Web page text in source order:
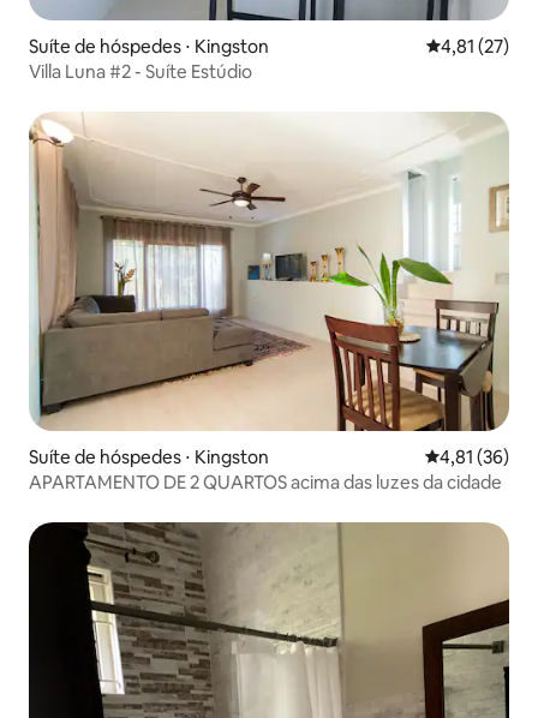
Suíte de hóspedes ⋅ Kingston 4,81 de uma
4,81 (27)
Villa Luna #2 - Suíte Estúdio
Suíte de hóspedes ⋅ Kingston 4,81 de uma
4,81 (36)
APARTAMENTO DE 2 QUARTOS acima das luzes da cidade